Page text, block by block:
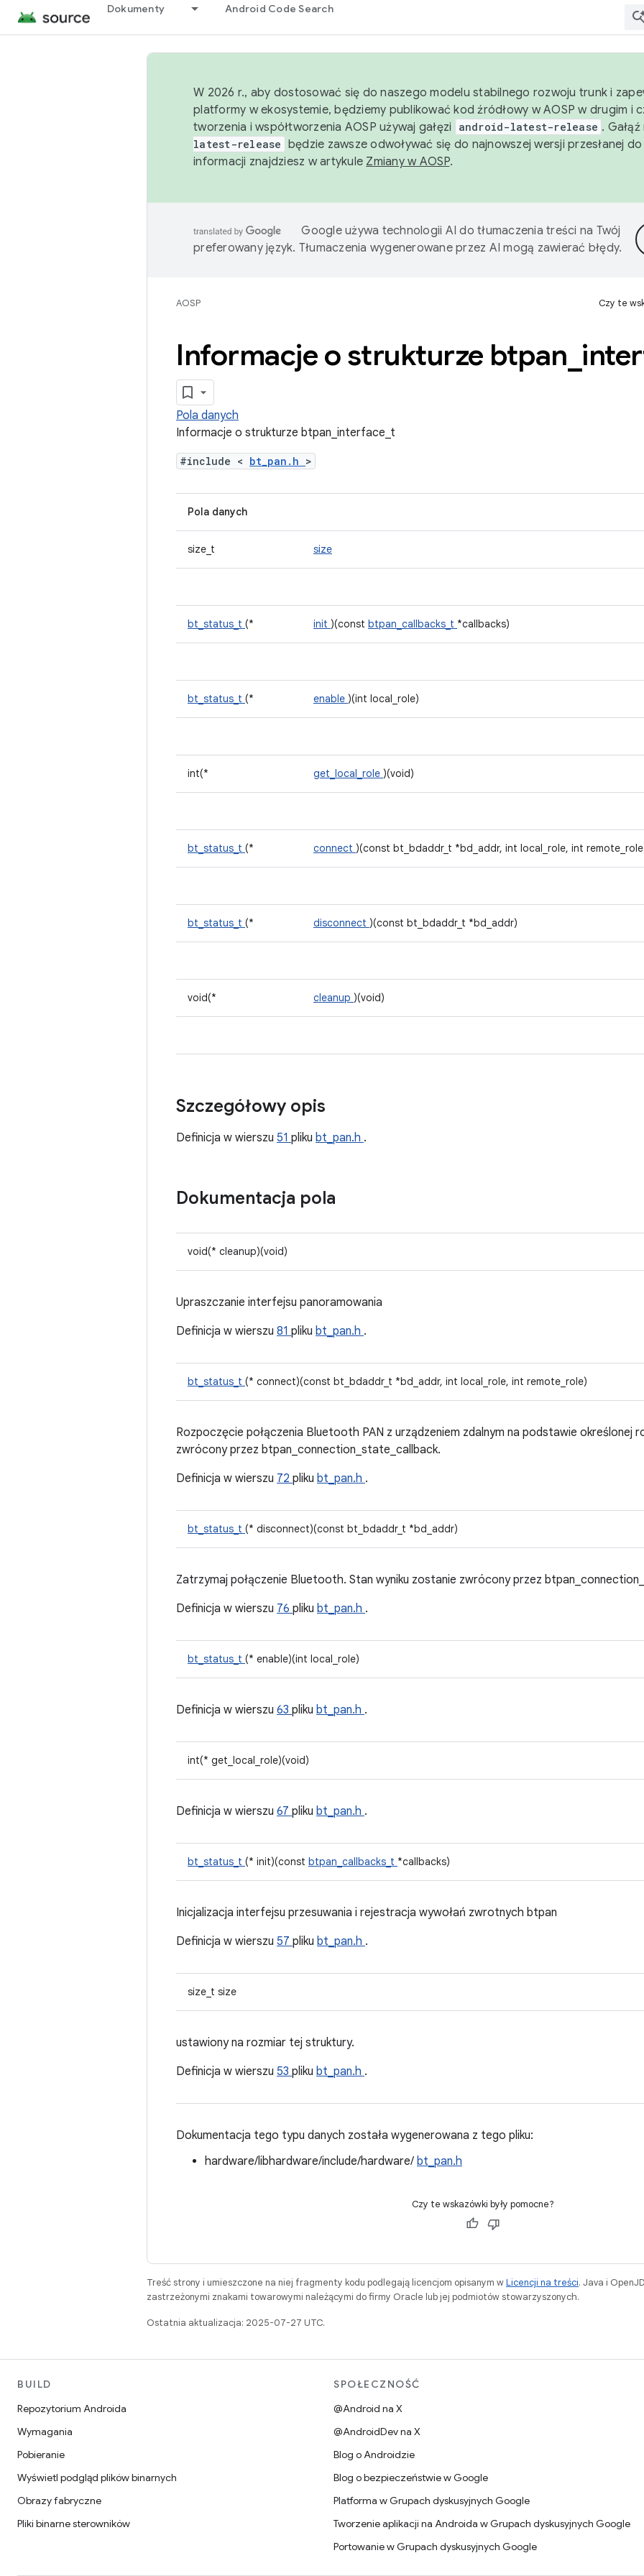
Dokumenty Android Code Search
W 2026 r., aby dostosować się do naszego modelu stabilnego rozwoju trunk i
platformy w ekosystemie, będziemy publikować kod źródłowy w AOSP w drugim i
tworzenia i współtworzenia AOSP używaj gałęzi
android-latest-release .
latest-release będzie zawsze odwoływać się do najnowszej wersji przesłanej do
informacji znajdziesz w artykule Zmiany w AOSP.
Google używa technologii AI do tłumaczenia treści na Twój
preferowany język. Tłumaczenia wygenerowane przez AI mogą zawierać błędy.
AOSP Czy te
Informacje o strukturze btpan
Pola danych
Informacje o strukturze btpan_interface_t
#include < bt_pan.h >
Pola danych
size_t size
bt_status_t (* init )(const btpan_callbacks_t *callbacks)
bt_status_t (* enable )(int local_role)
int(* get_local_role )(void)
bt_status_t (* connect )(const bt_bdaddr_t *bd_addr, int local_role, int
bt_status_t (* disconnect )(const bt_bdaddr_t *bd_addr)
void(* cleanup )(void)
Szczegółowy opis
Definicja w wierszu 51 pliku bt_pan.h .
Dokumentacja pola
void(* cleanup)(void)
Upraszczanie interfejsu panoramowania
Definicja w wierszu 81 pliku bt_pan.h .
bt_status_t (* connect)(const bt_bdaddr_t *bd_addr, int local_role, int remote_role)
Rozpoczęcie połączenia Bluetooth PAN z urządzeniem zdalnym na podstawie określonej
zwrócony przez btpan_connection_state_callback.
Definicja w wierszu 72 pliku bt_pan.h .
bt_status_t (* disconnect)(const bt_bdaddr_t *bd_addr)
Zatrzymaj połączenie Bluetooth. Stan wyniku zostanie zwrócony przez
Definicja w wierszu 76 pliku bt_pan.h .
bt_status_t (* enable)(int local_role)
Definicja w wierszu 63 pliku bt_pan.h .
int(* get_local_role)(void)
Definicja w wierszu 67 pliku bt_pan.h .
bt_status_t (* init)(const btpan_callbacks_t *callbacks)
Inicjalizacja interfejsu przesuwania i rejestracja wywołań zwrotnych btpan
Definicja w wierszu 57 pliku bt_pan.h .
size_t size
ustawiony na rozmiar tej struktury.
Definicja w wierszu 53 pliku bt_pan.h .
Dokumentacja tego typu danych została wygenerowana z tego pliku:
hardware/libhardware/include/hardware/ bt_pan.h
Czy te wskazówki były pomocne?
Treść strony i umieszczone na niej fragmenty kodu podlegają licencjom opisanym wLicencji na treści. Java i
zastrzeżonymi znakami towarowymi należącymi do firmy Oracle lub jej podmiotów stowarzyszonych.
Ostatnia aktualizacja: 2025-07-27 UTC.
BUILD
Repozytorium Androida
Wymagania
Pobieranie
Wyświetl podgląd plików binarnych
Obrazy fabryczne
Pliki binarne sterowników
SPOŁECZNOŚĆ
@Android na X
@AndroidDev na X
Blog o Androidzie
Blog o bezpieczeństwie w Google
Platforma w Grupach dyskusyjnych Google
Tworzenie aplikacji na Androida w Grupach dyskusyjnych Google
Portowanie w Grupach dyskusyjnych Google